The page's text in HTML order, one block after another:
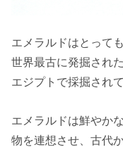
エメラルドはとって
世界最古に発掘され
エジプトで採掘され
エメラルドは鮮やか
物を連想させ、古代